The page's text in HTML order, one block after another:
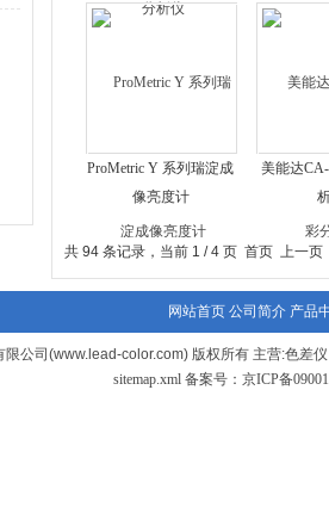
ProMetric Y 系列瑞淀成
像亮度计
美能达
共 94 条记录，当前 1 / 4 页 首页 上一页
网站首页 公司简介 产品
公司(www.lead-color.com) 版权所有 主营:色差
sitemap.xml 备案号：京ICP备